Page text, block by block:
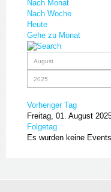
Nach Monat
Nach Woche
Heute
Gehe zu Monat
Vorheriger Tag
Freitag, 01. August
Folgetag
Es wurden keine